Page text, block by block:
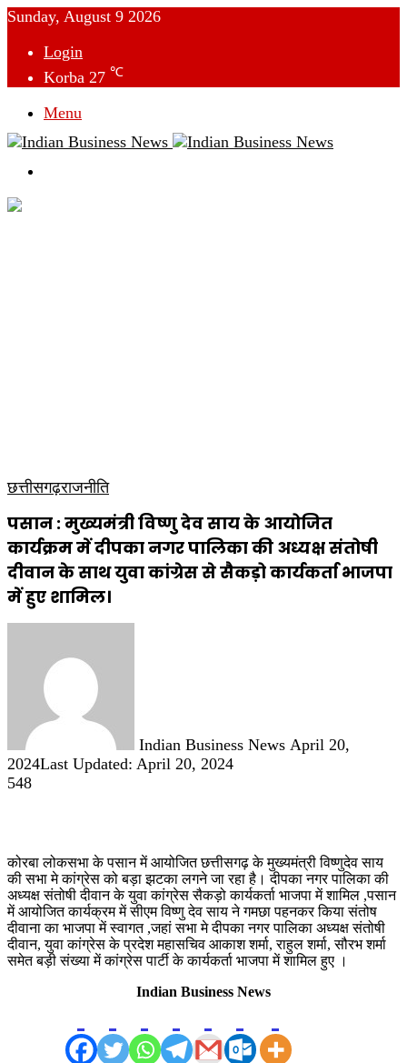
Sunday, August 9 2026
Login
Korba 27 ℃
Menu
छत्तीसगढ़राजनीति
पसान : मुख्यमंत्री विष्णु देव साय के आयोजित
कार्यक्रम में दीपका नगर पालिका की अध्यक्ष संतोषी
दीवान के साथ युवा कांग्रेस से सैकड़ो कार्यकर्ता भाजपा
में हुए शामिल।
Indian Business News April 20,
2024Last Updated: April 20, 2024
548
कोरबा लोकसभा के पसान में आयोजित छत्तीसगढ़ के मुख्यमंत्री विष्णुदेव साय
की सभा मे कांग्रेस को बड़ा झटका लगने जा रहा है। दीपका नगर पालिका की
अध्यक्ष संतोषी दीवान के युवा कांग्रेस सैकड़ो कार्यकर्ता भाजपा में शामिल ,पसान
में आयोजित कार्यक्रम में सीएम विष्णु देव साय ने गमछा पहनकर किया संतोष
दीवाना का भाजपा में स्वागत ,जहां सभा मे दीपका नगर पालिका अध्यक्ष संतोषी
दीवान, युवा कांग्रेस के प्रदेश महासचिव आकाश शर्मा, राहुल शर्मा, सौरभ शर्मा
समेत बड़ी संख्या में कांग्रेस पार्टी के कार्यकर्ता भाजपा में शामिल हुए ।
Indian Business News